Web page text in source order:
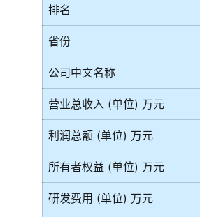
排名
省份
公司中文名称
营业总收入 (单位) 万元
利润总额 (单位) 万元
所有者权益 (单位) 万元
研发费用 (单位) 万元